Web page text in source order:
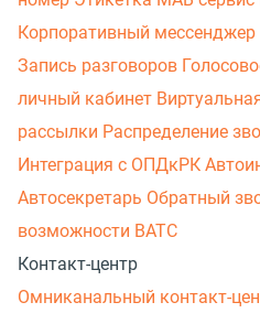
Корпоративный мессенджер
Запись разговоров
личный кабинет
рассылки Распределение
Интеграция с ОПДкРК
Автосекретарь Обратный
возможности ВАТС
Контакт-центр
Омниканальный контакт-